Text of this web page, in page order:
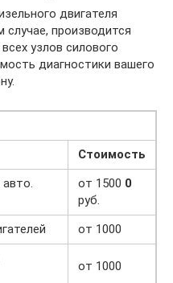
двигателя
случае, производится
узлов силового
диагностики вашего
Стоимость
от 1500 0
руб.
от 1000
от 1000